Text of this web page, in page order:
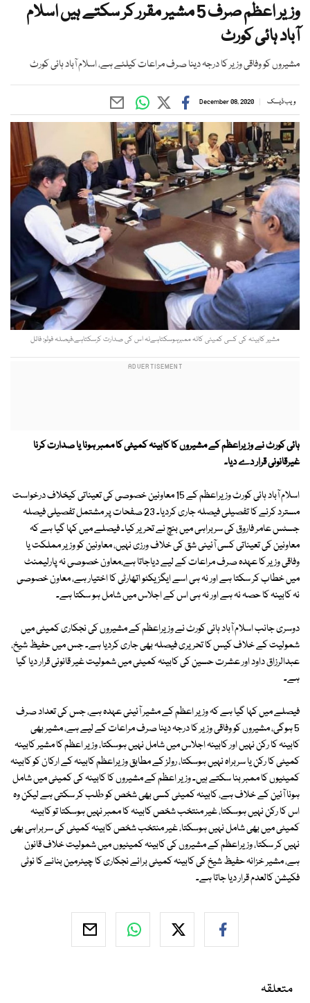
وزیر اعظم صرف 5 مشیر مقرر کر سکتے ہیں اسلام
آباد ہائی کورٹ
مشیروں کو وفاقی وزیر کا درجہ دینا صرف مراعات کیلئے ہے، اسلام آباد ہائی کورٹ
ویب ڈیسک December 08, 2020
مشیر کابینہ کی کسی کمیٹی کانہ ممبرہوسکتاہےنہ اس کی صدارت کرسکتاہے،فیصلہ فوٹو: فائل
ہائی کورٹ نے وزیراعظم کے مشیروں کا کابینہ کمیٹی کا ممبر ہونا یا صدارت کرنا
غیرقانونی قرار دے دیا۔
اسلام آباد ہائی کورٹ وزیراعظم کے 15 معاونین خصوصی کی تعیناتی کیخلاف درخواست
مسترد کرنے کا تفصیلی فیصلہ جاری کردیا۔ 23 صفحات پر مشتمل تفصیلی فیصلہ
جسٹس عامر فاروق کی سربراہی میں بنچ نے تحریر کیا۔ فیصلے میں کہا گیا ہے کہ
معاونین کی تعیناتی کسی آئینی شق کی خلاف ورزی نہیں، معاونین کو وزیر مملکت یا
وفاقی وزیر کا عہدہ صرف مراعات کے لیے دیاجاتا ہے،معاون خصوصی نہ پارلیمنٹ
میں خطاب کر سکتا ہے اور نہ ہی اسے ایگزیکٹو اتھارٹی کا اختیار ہے، معاون خصوصی
نہ کابینہ کا حصہ نہ ہے اور نہ ہی اس کے اجلاس میں شامل ہو سکتا ہے۔
دوسری جانب اسلام آباد ہائی کورٹ نے وزیراعظم کے مشیروں کی نجکاری کمیٹی میں
شمولیت کے خلاف کیس کا تحریری فیصلہ بھی جاری کردیا ہے۔ جس میں حفیظ شیخ،
عبدالرزاق داود اور عشرت حسین کی کابینہ کمیٹی میں شمولیت غیر قانونی قرار دیا گیا
ہے۔
فیصلے میں کہا گیا ہے کہ وزیر اعظم کے مشیر آئینی عہدہ ہے، جس کی تعداد صرف
5 ہوگی، مشیروں کو وفاقی وزیر کا درجہ دینا صرف مراعات کے لیے ہے، مشیر بھی
کابینہ کا رکن نہیں اور کابینہ اجلاس میں شامل نہیں ہوسکتا، وزیر اعظم کا مشیر کابینہ
کمیٹی کا رکن یا سربراہ نہیں ہوسکتا، رولز کے مطابق وزیراعظم کابینہ کے ارکان کو کابینہ
کمیٹیوں کا ممبر بنا سکتے ہیں۔ وزیر اعظم کے مشیروں کا کابینہ کی کمیٹی میں شامل
ہونا آئین کے خلاف ہے، کابینہ کمیٹی کسی بھی شخص کو طلب کر سکتی ہے لیکن وہ
اس کا رکن نہیں ہوسکتا، غیر منتخب شخص کابینہ کا ممبر نہیں ہوسکتا تو کابینہ
کمیٹی میں بھی شامل نہیں ہوسکتا، غیر منتخب شخص کابینہ کمیٹی کی سربراہی بھی
نہیں کر سکتا، وزیراعظم کے مشیروں کی کابینہ کمیٹیوں میں شمولیت خلاف قانون
ہے، مشیر خزانہ حفیظ شیخ کی کابینہ کمیٹی برائے نجکاری کا چیئرمین بنانے کا نوٹی
فکیشن کالعدم قرار دیا جاتا ہے۔
متعلقہ